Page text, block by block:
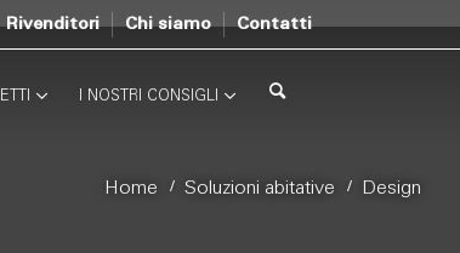
Rivenditori Chi siamo Contatti
I NOSTRI CONSIGLI
Home / Soluzioni abitative / Design